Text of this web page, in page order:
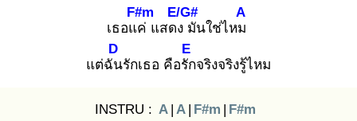
เธอแค่
F#m
แสดง
E/G#
มันใช่ไหม
A
แต่ฉัน
D
รักเธอ คือรัก
E
จริงจริงรู้ไหม
INSTRU : A | A | F#m | F#m